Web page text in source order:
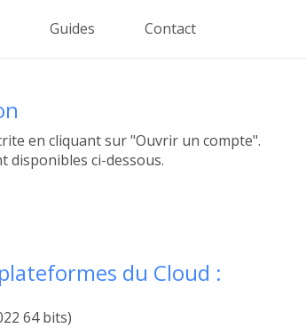
Guides Contact
en cliquant sur "Ouvrir un compte".
disponibles ci-dessous.
du Cloud :
64 bits)